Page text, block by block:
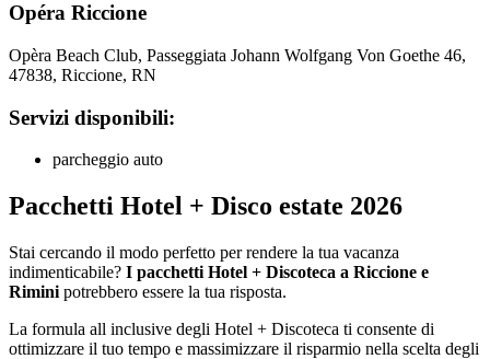
Opéra Riccione
Opèra Beach Club, Passeggiata Johann Wolfgang Von Goethe 46,
47838, Riccione, RN
Servizi disponibili:
parcheggio auto
Pacchetti Hotel + Disco estate 2026
Stai cercando il modo perfetto per rendere la tua vacanza
indimenticabile? I pacchetti Hotel + Discoteca a Riccione e
Rimini potrebbero essere la tua risposta.
La formula all inclusive degli Hotel + Discoteca ti consente di
ottimizzare il tuo tempo e massimizzare il risparmio nella scelta degli